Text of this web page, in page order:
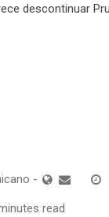
-
read